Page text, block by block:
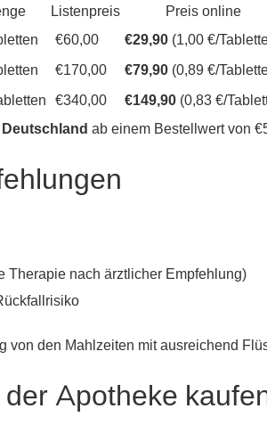
Listenpreis Preis online
€60,00 €29,90 (1,00 €/
€170,00 €79,90 (0,89 €/
€340,00 €149,90 (0,83 €/
Deutschland ab einem Bestellwert von
Therapie nach ärztlicher Empfehlung)
von den Mahlzeiten mit ausreichend
Apotheke